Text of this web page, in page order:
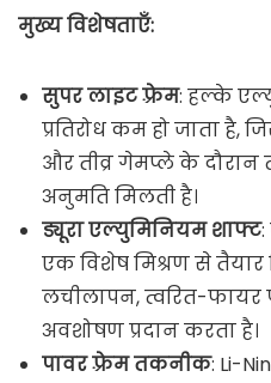
मुख्य विशेषताएँ:
सुपर लाइट फ़्रेम: हल्के
प्रतिरोध कम हो जाता है,
और तीव्र गेमप्ले के दौरान
अनुमति मिलती है।
ड्यूरा एल्युमिनियम शाफ्ट
एक विशेष मिश्रण से तैयार
लचीलापन, त्वरित-
अवशोषण प्रदान करता है।
पावर फ़्रेम तकनीक: Li-